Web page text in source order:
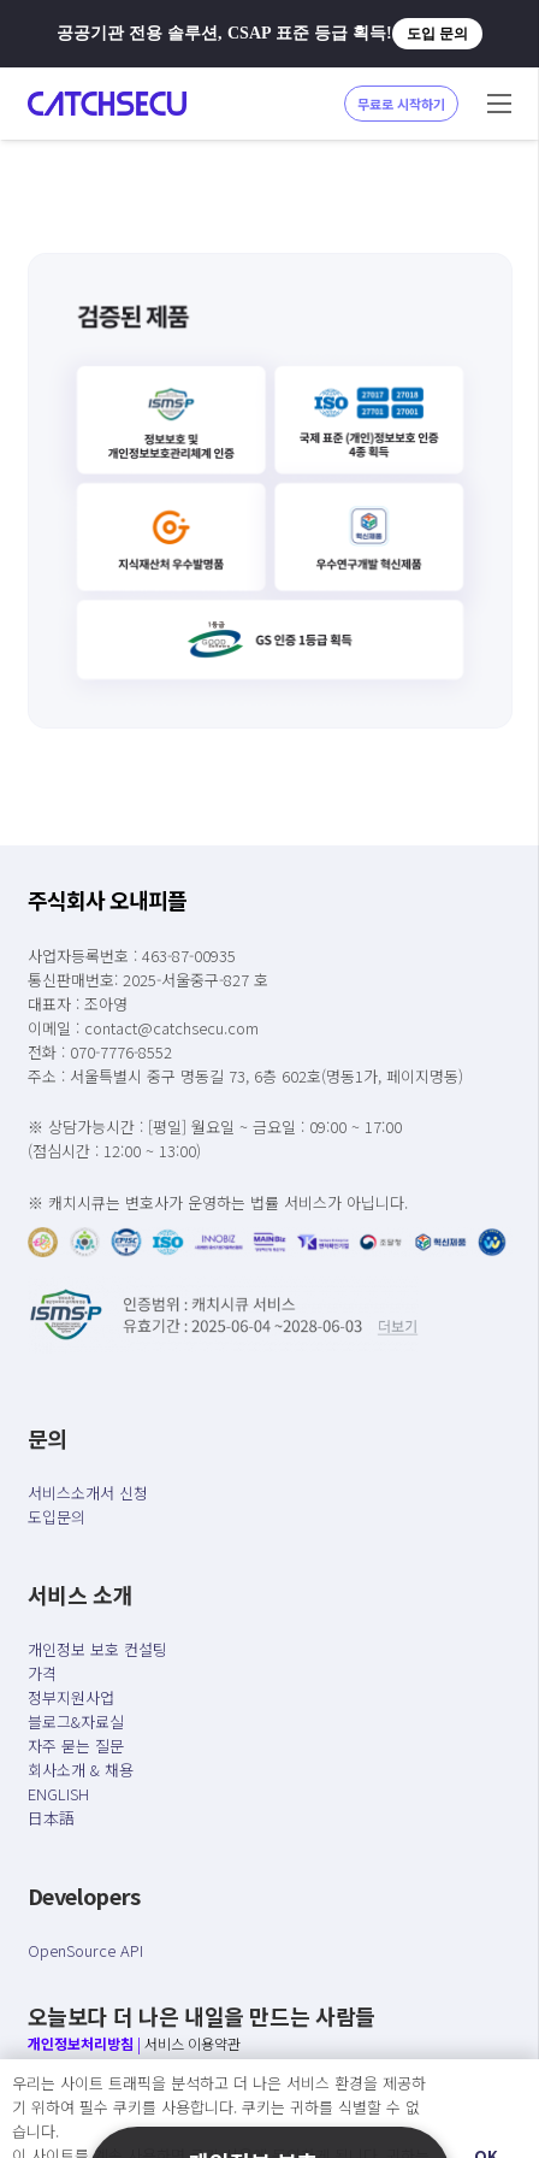
공공기관 전용 솔루션, CSAP 표준 등급 획득! 도입 문의
무료로 시작하기
주식회사 오내피플
사업자등록번호 : 463-87-00935
통신판매번호: 2025-서울중구-827 호
대표자 : 조아영
이메일 : contact@catchsecu.com
전화 : 070-7776-8552
주소 : 서울특별시 중구 명동길 73, 6층 602호(명동1가, 페이지명동)
※ 상담가능시간 : [평일] 월요일 ~ 금요일 : 09:00 ~ 17:00
(점심시간 : 12:00 ~ 13:00)
※ 캐치시큐는 변호사가 운영하는 법률 서비스가 아닙니다.
문의
서비스소개서 신청
도입문의
서비스 소개
개인정보 보호 컨설팅
가격
정부지원사업
블로그&자료실
자주 묻는 질문
회사소개 & 채용
ENGLISH
日本語
Developers
OpenSource API
오늘보다 더 나은 내일을 만드는 사람들
개인정보처리방침 | 서비스 이용약관
○ 개인정보보호 컴플라이언스를 선도하겠습니다.
○ 정보주체의 권리를 보장하겠습니다.
○ 기업의 개인정보보호를 위한 효율적 관리를 보장하겠습니다.
우리는 사이트 트래픽을 분석하고 더 나은 서비스 환경을 제공하
기 위하여 필수 쿠키를 사용합니다. 쿠키는 귀하를 식별할 수 없
습니다.